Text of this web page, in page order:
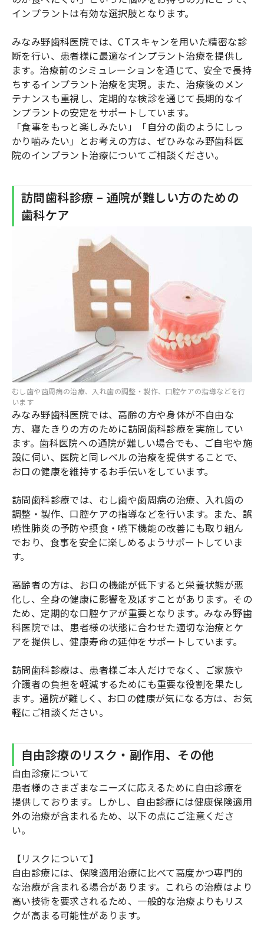
インプラントは有効な選択肢となります。
みなみ野歯科医院では、CTスキャンを用いた精密な診
断を行い、患者様に最適なインプラント治療を提供し
ます。治療前のシミュレーションを通じて、安全で長持
ちするインプラント治療を実現。また、治療後のメン
テナンスも重視し、定期的な検診を通じて長期的なイ
ンプラントの安定をサポートしています。
「食事をもっと楽しみたい」「自分の歯のようにしっ
かり噛みたい」とお考えの方は、ぜひみなみ野歯科医
院のインプラント治療についてご相談ください。
訪問歯科診療 – 通院が難しい方のための
歯科ケア
むし歯や歯周病の治療、入れ歯の調整・製作、口腔ケアの指導などを行
います
みなみ野歯科医院では、高齢の方や身体が不自由な
方、寝たきりの方のために訪問歯科診療を実施してい
ます。歯科医院への通院が難しい場合でも、ご自宅や施
設に伺い、医院と同レベルの治療を提供することで、
お口の健康を維持するお手伝いをしています。
訪問歯科診療では、むし歯や歯周病の治療、入れ歯の
調整・製作、口腔ケアの指導などを行います。また、誤
嚥性肺炎の予防や摂食・嚥下機能の改善にも取り組ん
でおり、食事を安全に楽しめるようサポートしていま
す。
高齢者の方は、お口の機能が低下すると栄養状態が悪
化し、全身の健康に影響を及ぼすことがあります。その
ため、定期的な口腔ケアが重要となります。みなみ野歯
科医院では、患者様の状態に合わせた適切な治療とケ
アを提供し、健康寿命の延伸をサポートしています。
訪問歯科診療は、患者様ご本人だけでなく、ご家族や
介護者の負担を軽減するためにも重要な役割を果たし
ます。通院が難しく、お口の健康が気になる方は、お気
軽にご相談ください。
自由診療のリスク・副作用、その他
自由診療について
患者様のさまざまなニーズに応えるために自由診療を
提供しております。しかし、自由診療には健康保険適用
外の治療が含まれるため、以下の点にご注意くださ
い。
【リスクについて】
自由診療には、保険適用治療に比べて高度かつ専門的
な治療が含まれる場合があります。これらの治療はより
高い技術を要求されるため、一般的な治療よりもリス
クが高まる可能性があります。